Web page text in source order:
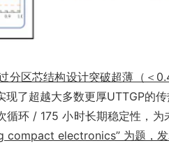
区芯结构设计突破超薄（＜
超越大多数更厚UTTGP的
环 / 175 小时长期稳定性，
electronics” 为题，发